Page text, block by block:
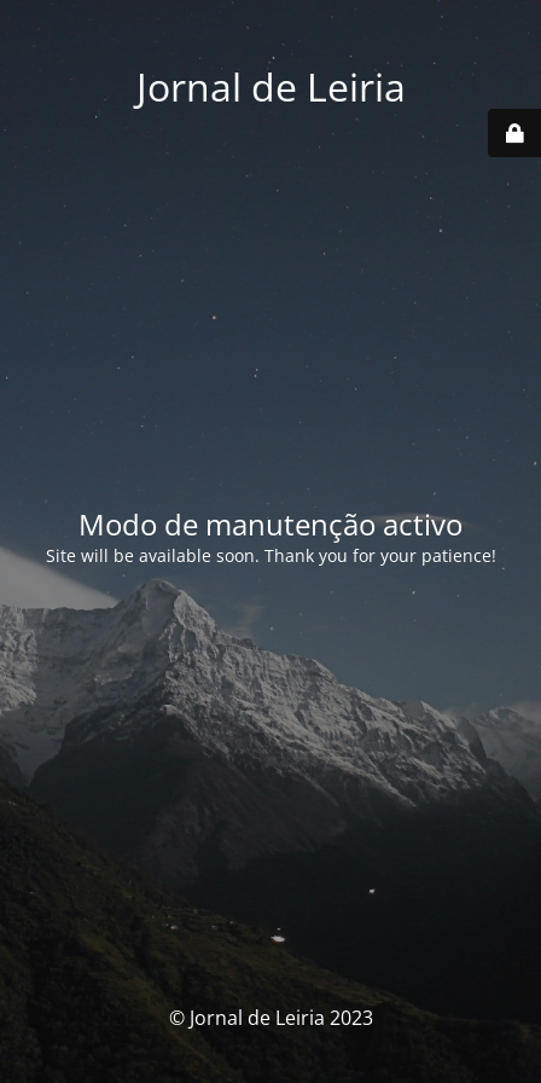
Jornal de Leiria
Modo de manutenção activo
Site will be available soon. Thank you for your patience!
© Jornal de Leiria 2023